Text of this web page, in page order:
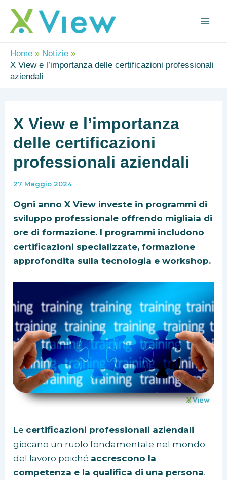
Vai
contenuto
Home
Notizie
X View e l’importanza delle certificazioni professionali
aziendali
X View e l’importanza
delle certificazioni
professionali aziendali
27 Maggio 2024
Ogni anno X View investe in programmi di
sviluppo professionale offrendo migliaia di
ore di formazione. I programmi includono
certificazioni specializzate, formazione
approfondita sulla tecnologia e workshop.
Le certificazioni professionali aziendali
giocano un ruolo fondamentale nel mondo
del lavoro poiché accrescono la
competenza e la qualifica di una persona.
Navigazione
articoli